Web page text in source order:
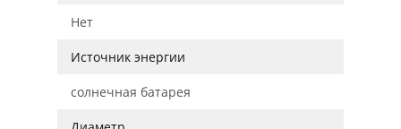
Нет
Источник энергии
солнечная батарея